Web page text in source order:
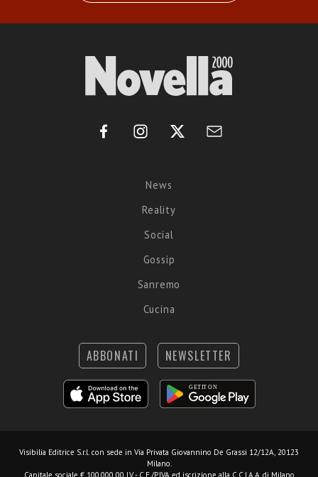
News
Reality
Social
Gossip
Sanremo
Cucina
ABBONATI NEWSLETTER
Visibilia Editrice S.r.l. con sede in Via Privata Giovannino De Grassi 12/12A, 20123
Milano.
Capitale sociale € 100.000,00 I.V. - C.F./P.IVA ed iscrizione alla C.C.I.A.A. di Milano